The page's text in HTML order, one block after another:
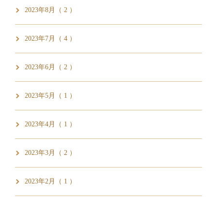
2023年8月（ 2 ）
2023年7月（ 4 ）
2023年6月（ 2 ）
2023年5月（ 1 ）
2023年4月（ 1 ）
2023年3月（ 2 ）
2023年2月（ 1 ）